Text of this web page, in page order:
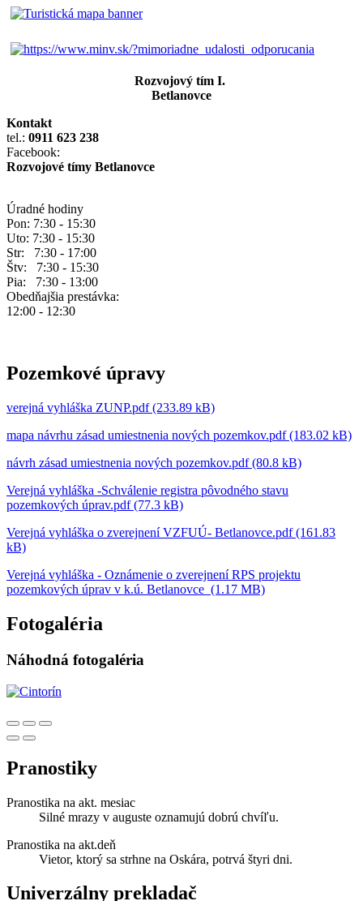
Rozvojový tím I.
Betlanovce
Kontakt
tel.: 0911 623 238
Facebook:
Rozvojové tímy Betlanovce
Úradné hodiny
Pon: 7:30 - 15:30
Uto: 7:30 - 15:30
Str: 7:30 - 17:00
Štv: 7:30 - 15:30
Pia: 7:30 - 13:00
Obedňajšia prestávka:
12:00 - 12:30
Pozemkové úpravy
verejná vyhláška ZUNP.pdf (233.89 kB)
mapa návrhu zásad umiestnenia nových pozemkov.pdf (183.02 kB)
návrh zásad umiestnenia nových pozemkov.pdf (80.8 kB)
Verejná vyhláška -Schválenie registra pôvodného stavu
pozemkových úprav.pdf (77.3 kB)
Verejná vyhláška o zverejnení VZFUÚ- Betlanovce.pdf (161.83
kB)
Verejná vyhláška - Oznámenie o zverejnení RPS projektu
pozemkových úprav v k.ú. Betlanovce (1.17 MB)
Fotogaléria
Náhodná fotogaléria
Pranostiky
Pranostika na akt. mesiac
Silné mrazy v auguste oznamujú dobrú chvíľu.
Pranostika na akt.deň
Vietor, ktorý sa strhne na Oskára, potrvá štyri dni.
Univerzálny prekladač